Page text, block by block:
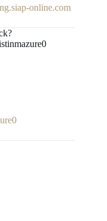
online.com